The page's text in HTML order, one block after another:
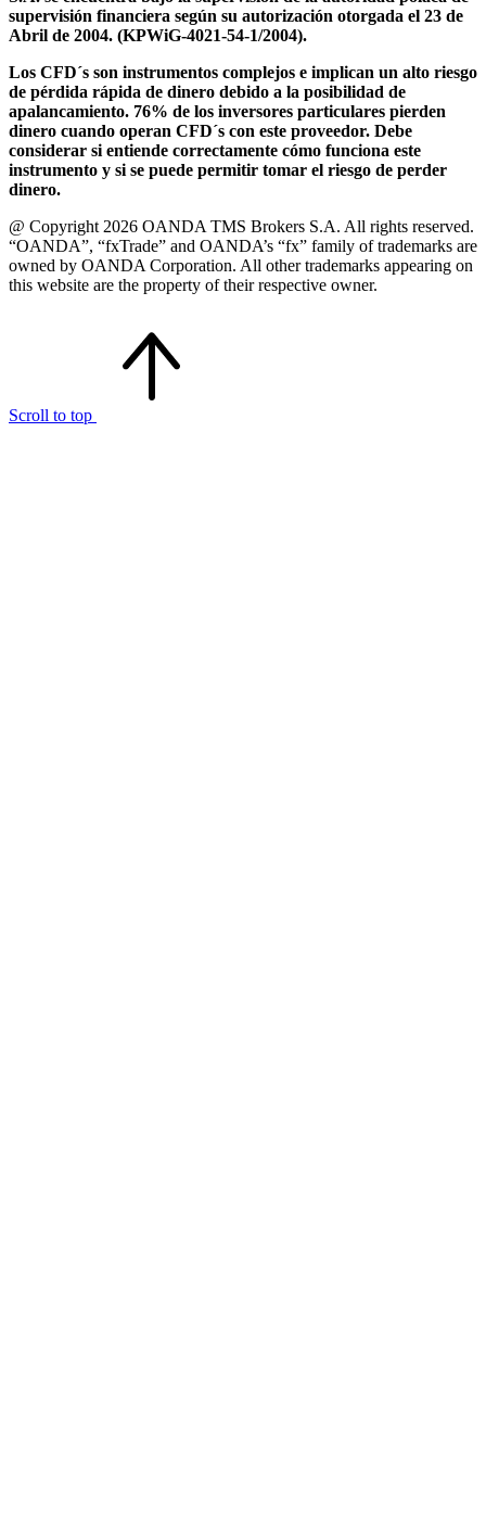
supervisión financiera según su autorización otorgada el 23 de
Abril de 2004. (KPWiG-4021-54-1/2004).
Los CFD´s son instrumentos complejos e implican un alto riesgo
de pérdida rápida de dinero debido a la posibilidad de
apalancamiento. 76% de los inversores particulares pierden
dinero cuando operan CFD´s con este proveedor. Debe
considerar si entiende correctamente cómo funciona este
instrumento y si se puede permitir tomar el riesgo de perder
dinero.
@ Copyright 2026 OANDA TMS Brokers S.A. All rights reserved.
“OANDA”, “fxTrade” and OANDA’s “fx” family of trademarks are
owned by OANDA Corporation. All other trademarks appearing on
this website are the property of their respective owner.
Scroll to top